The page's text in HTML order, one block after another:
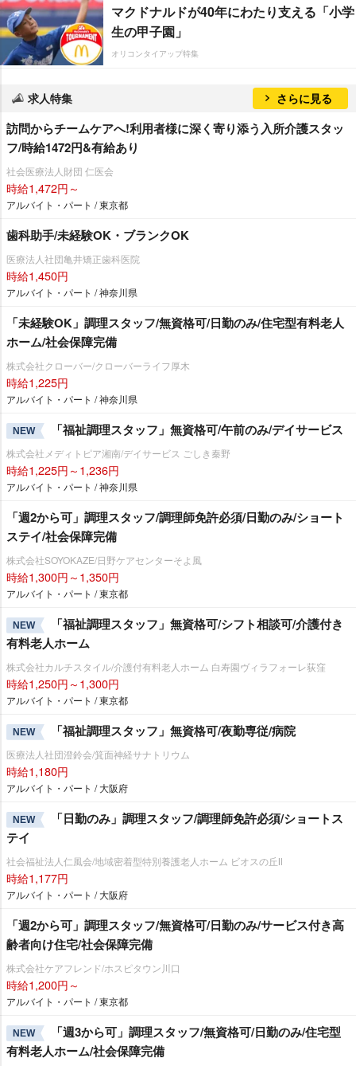
マクドナルドが40年にわたり支える「小学
生の甲子園」
オリコンタイアップ特集
求人特集 さらに見る
訪問からチームケアへ!利用者様に深く寄り添う入所介護スタッ
フ/時給1472円&有給あり
社会医療法人財団 仁医会
時給1,472円～
アルバイト・パート / 東京都
歯科助手/未経験OK・ブランクOK
医療法人社団亀井矯正歯科医院
時給1,450円
アルバイト・パート / 神奈川県
「未経験OK」調理スタッフ/無資格可/日勤のみ/住宅型有料老人
ホーム/社会保障完備
株式会社クローバー/クローバーライフ厚木
時給1,225円
アルバイト・パート / 神奈川県
NEW 「福祉調理スタッフ」無資格可/午前のみ/デイサービス
株式会社メディトピア湘南/デイサービス ごしき秦野
時給1,225円～1,236円
アルバイト・パート / 神奈川県
「週2から可」調理スタッフ/調理師免許必須/日勤のみ/ショート
ステイ/社会保障完備
株式会社SOYOKAZE/日野ケアセンターそよ風
時給1,300円～1,350円
アルバイト・パート / 東京都
NEW
「福祉調理スタッフ」無資格可/シフト相談可/介護付き
有料老人ホーム
株式会社カルチスタイル/介護付有料老人ホーム 白寿園ヴィラフォーレ荻窪
時給1,250円～1,300円
アルバイト・パート / 東京都
NEW 「福祉調理スタッフ」無資格可/夜勤専従/病院
医療法人社団澄鈴会/箕面神経サナトリウム
時給1,180円
アルバイト・パート / 大阪府
NEW
「日勤のみ」調理スタッフ/調理師免許必須/ショートス
テイ
社会福祉法人仁風会/地域密着型特別養護老人ホーム ビオスの丘Ⅱ
時給1,177円
アルバイト・パート / 大阪府
「週2から可」調理スタッフ/無資格可/日勤のみ/サービス付き高
齢者向け住宅/社会保障完備
株式会社ケアフレンド/ホスピタウン川口
時給1,200円～
アルバイト・パート / 東京都
NEW
「週3から可」調理スタッフ/無資格可/日勤のみ/住宅型
有料老人ホーム/社会保障完備